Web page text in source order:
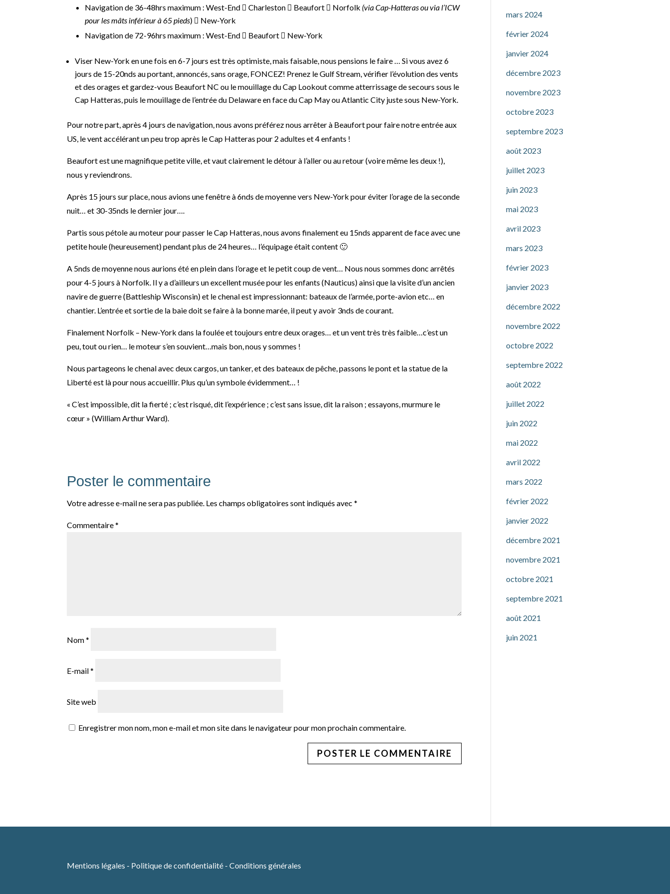
Navigation de 36-48hrs maximum : West-End  Charleston  Beaufort  Norfolk (via Cap-Hatteras ou via l’ICW
pour les mâts inférieur à 65 pieds)  New-York
Navigation de 72-96hrs maximum : West-End  Beaufort  New-York
Viser New-York en une fois en 6-7 jours est très optimiste, mais faisable, nous pensions le faire … Si vous avez 6
jours de 15-20nds au portant, annoncés, sans orage, FONCEZ! Prenez le Gulf Stream, vérifier l’évolution des vents
et des orages et gardez-vous Beaufort NC ou le mouillage du Cap Lookout comme atterrissage de secours sous le
Cap Hatteras, puis le mouillage de l’entrée du Delaware en face du Cap May ou Atlantic City juste sous New-York.
Pour notre part, après 4 jours de navigation, nous avons préférez nous arrêter à Beaufort pour faire notre entrée aux
US, le vent accélérant un peu trop après le Cap Hatteras pour 2 adultes et 4 enfants !
Beaufort est une magnifique petite ville, et vaut clairement le détour à l’aller ou au retour (voire même les deux !),
nous y reviendrons.
Après 15 jours sur place, nous avions une fenêtre à 6nds de moyenne vers New-York pour éviter l’orage de la seconde
nuit… et 30-35nds le dernier jour….
Partis sous pétole au moteur pour passer le Cap Hatteras, nous avons finalement eu 15nds apparent de face avec une
petite houle (heureusement) pendant plus de 24 heures… l’équipage était content 🙂
A 5nds de moyenne nous aurions été en plein dans l’orage et le petit coup de vent… Nous nous sommes donc arrêtés
pour 4-5 jours à Norfolk. Il y a d’ailleurs un excellent musée pour les enfants (Nauticus) ainsi que la visite d’un ancien
navire de guerre (Battleship Wisconsin) et le chenal est impressionnant: bateaux de l’armée, porte-avion etc… en
chantier. L’entrée et sortie de la baie doit se faire à la bonne marée, il peut y avoir 3nds de courant.
Finalement Norfolk – New-York dans la foulée et toujours entre deux orages… et un vent très très faible…c’est un
peu, tout ou rien… le moteur s’en souvient…mais bon, nous y sommes !
Nous partageons le chenal avec deux cargos, un tanker, et des bateaux de pêche, passons le pont et la statue de la
Liberté est là pour nous accueillir. Plus qu’un symbole évidemment… !
« C’est impossible, dit la fierté ; c’est risqué, dit l’expérience ; c’est sans issue, dit la raison ; essayons, murmure le
cœur » (William Arthur Ward).
Poster le commentaire
Votre adresse e-mail ne sera pas publiée. Les champs obligatoires sont indiqués avec*
Commentaire*
Nom*
E-mail*
Site web
Enregistrer mon nom, mon e-mail et mon site dans le navigateur pour mon prochain commentaire.
mars 2024
février 2024
janvier 2024
décembre 2023
novembre 2023
octobre 2023
septembre 2023
août 2023
juillet 2023
juin 2023
mai 2023
avril 2023
mars 2023
février 2023
janvier 2023
décembre 2022
novembre 2022
octobre 2022
septembre 2022
août 2022
juillet 2022
juin 2022
mai 2022
avril 2022
mars 2022
février 2022
janvier 2022
décembre 2021
novembre 2021
octobre 2021
septembre 2021
août 2021
juin 2021
Mentions légales - Politique de confidentialité -Conditions générales